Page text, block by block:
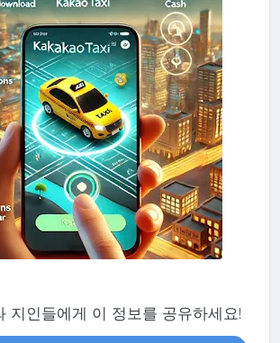
지인들에게 이 정보를 공유하세요!